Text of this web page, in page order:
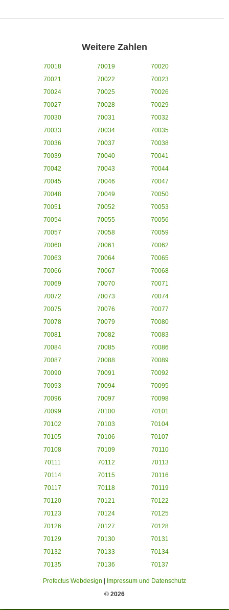
Weitere Zahlen
70018 70019
70020
70021
70022
70023
70024
70025
70026
70027
70028
70029
70030
70031
70032
70033
70034
70035
70036
70037
70038
70039
70040
70041
70042
70043
70044
70045
70046
70047
70048
70049
70050
70051
70052
70053
70054
70055
70056
70057
70058
70059
70060
70061
70062
70063
70064
70065
70066
70067
70068
70069
70070
70071
70072
70073
70074
70075
70076
70077
70078
70079
70080
70081
70082
70083
70084
70085
70086
70087
70088
70089
70090
70091
70092
70093
70094
70095
70096
70097
70098
70099
70100
70101
70102
70103
70104
70105
70106
70107
70108
70109
70110
70111
70112
70113
70114
70115
70116
70117
70118
70119
70120
70121
70122
70123
70124
70125
70126
70127
70128
70129
70130
70131
70132
70133
70134
70135
70136 70137
Profectus Webdesign
Impressum und Datenschutz
© 2026